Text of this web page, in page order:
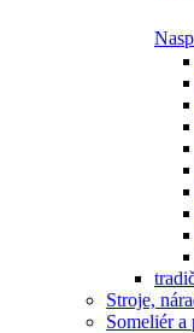
Stroje,
Someliér a